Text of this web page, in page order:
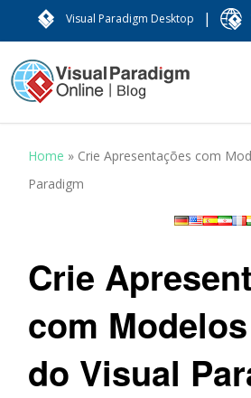
Visual Paradigm Desktop |
Home » Crie Apresentações com
Paradigm
Crie
com
do Visual